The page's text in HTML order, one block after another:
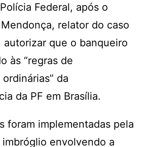
Federal, após o
relator do caso
autorizar que o banqueiro
às “regras de
da
da PF em Brasília.
foram implementadas pela
imbróglio envolvendo a